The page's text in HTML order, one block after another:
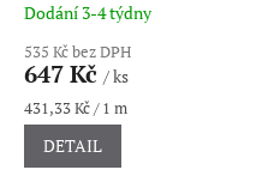
Průměrné
hodnocení
produktu
je
5,0
z
hvězdiček.
Dodání 3-4 týdny
535 Kč bez DPH
647 Kč / ks
Měrná
cena:
431,33 Kč / 1 m
DETAIL